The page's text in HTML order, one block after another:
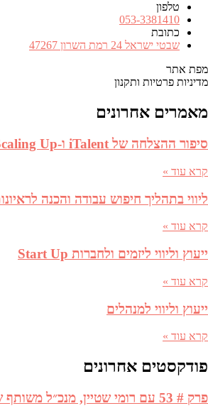
טלפון
מספר
טלפון
053-3381410
כתובת
כתובת
שבטי ישראל 24 רמת השרון 47267
מפת אתר
מדיניות פרטיות ותקנון
מאמרים אחרונים
סיפור ההצלחה של iTalent ו-Scaling Up
קרא עוד »
ליווי בתהליך חיפוש עבודה והכנה
קרא עוד »
ייעוץ וליווי ליזמים ולחברות Start Up
קרא עוד »
ייעוץ וליווי למנהלים
קרא עוד »
פודקסטים אחרונים
פרק # 53 עם רומי שטיין, מנכ״ל משותף של OpenLegacy ומרים בשן, אנליסטית בקרן RDC, על בניית אסטרטגיה בסטארטאפ